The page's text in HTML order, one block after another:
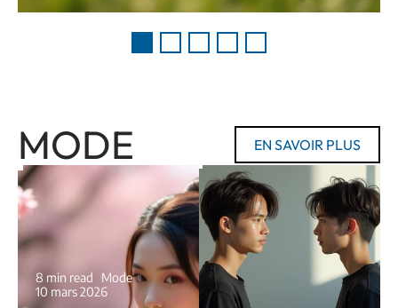
MODE EN SAVOIR PLUS
8 min read
Mode
10 mars 2026